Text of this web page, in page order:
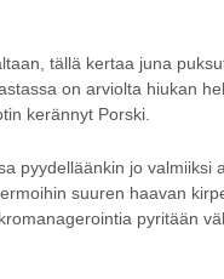
tällä kertaa juna
on arviolta hiukan
kerännyt Porski.
pyydelläänkin jo
suuren haavan
pyritään